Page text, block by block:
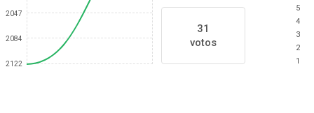
2047
2084
2122
31
votos
5
4
3
2
1